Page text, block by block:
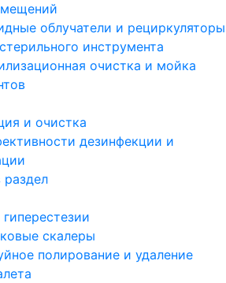
облучатели и рециркуляторы
инструмента
очистка и мойка
и очистка
дезинфекции и
раздел
скалеры
полирование и удаление